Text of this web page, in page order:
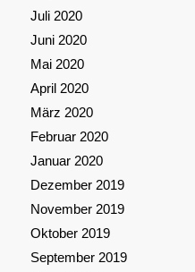
Juli 2020
Juni 2020
Mai 2020
April 2020
März 2020
Februar 2020
Januar 2020
Dezember 2019
November 2019
Oktober 2019
September 2019